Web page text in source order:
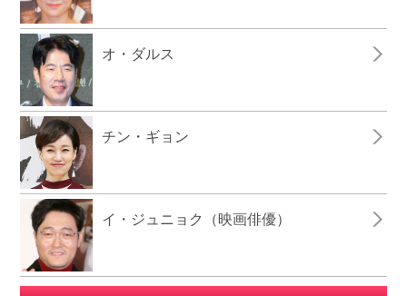
オ・ダルス
チン・ギョン
イ・ジュニョク（映画俳優）